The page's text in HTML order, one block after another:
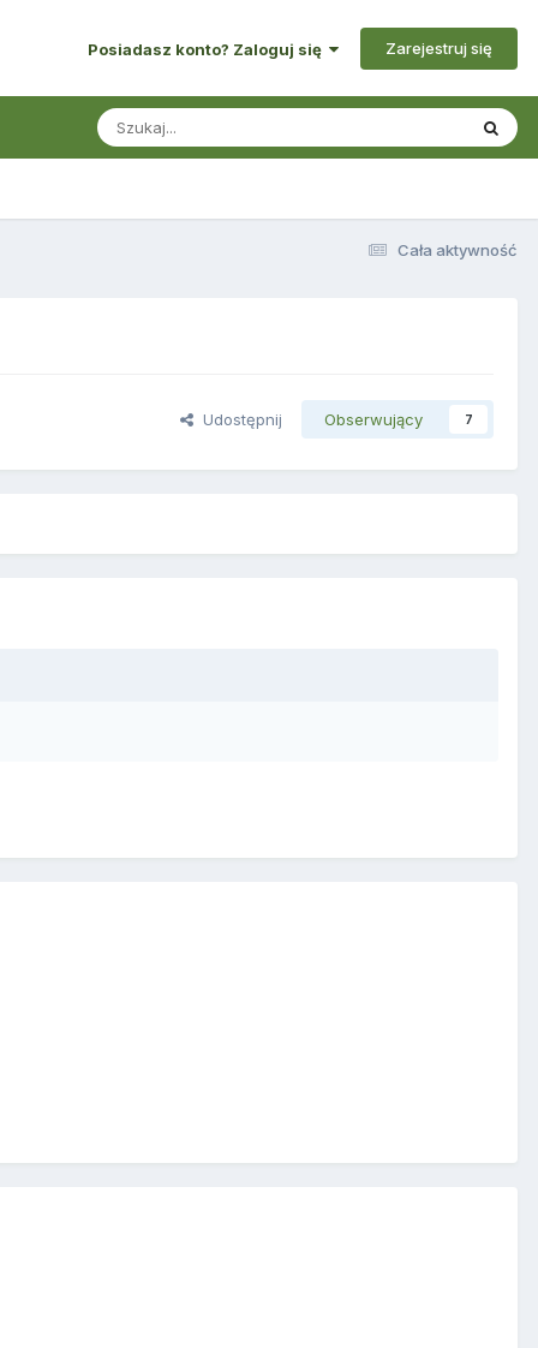
Posiadasz konto? Zaloguj się Zarejestruj się
Cała aktywność
Udostępnij Obserwujący 7